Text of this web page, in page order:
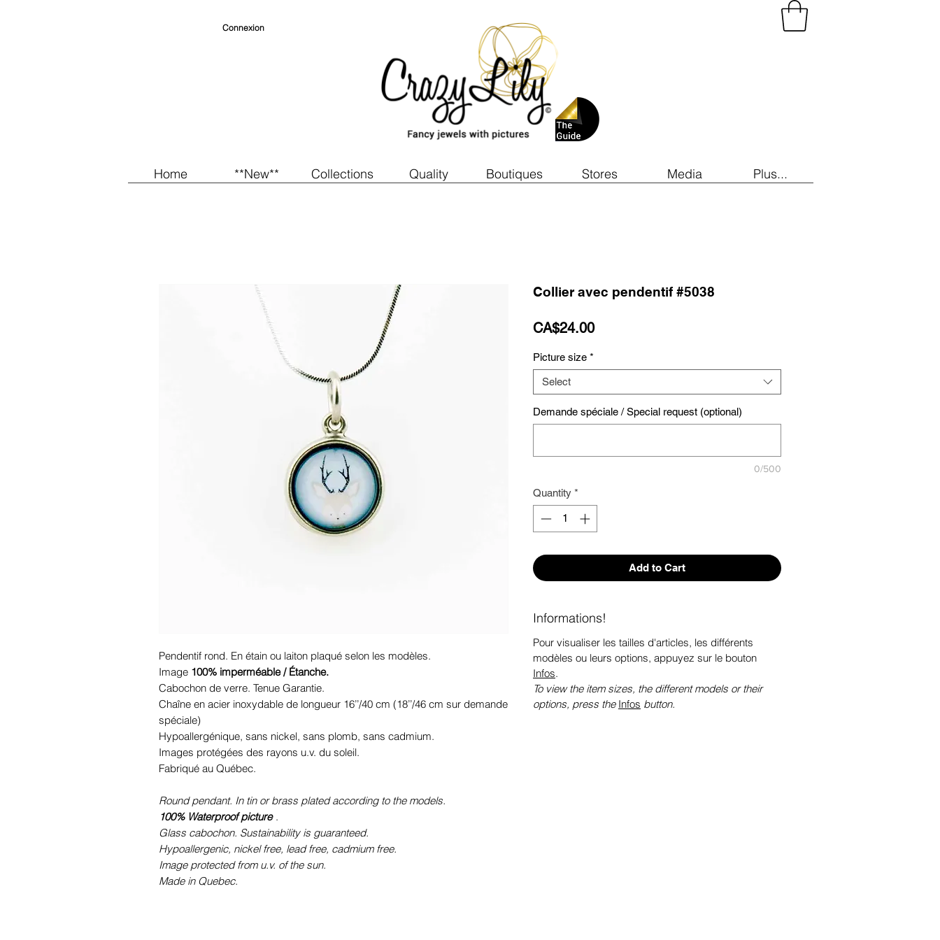
Home **New** Collections Quality Boutiques Stores Media Plus...
Connexion
Pendentif rond. En étain ou laiton plaqué selon les modèles.
Image 100% imperméable / Étanche.
Cabochon de verre. Tenue Garantie.
Chaîne en acier inoxydable de longueur 16’’/40 cm (18’’/46 cm sur demande
spéciale)
Hypoallergénique, sans nickel, sans plomb, sans cadmium.
Images protégées des rayons u.v. du soleil.
Fabriqué au Québec.
Round pendant. In tin or brass plated according to the models.
100% Waterproof picture.
Glass cabochon. Sustainability is guaranteed.
Hypoallergenic, nickel free, lead free, cadmium free.
Image protected from u.v. of the sun.
Made in Quebec.
Collier avec pendentif #5038
CA$24.00Price
Picture size *
Select
Demande spéciale / Special request (optional)
0/500
Quantity *
Add to Cart
Informations!
Pour visualiser les tailles d'articles, les différents
modèles ou leurs options, appuyez sur le bouton
Infos.
To view the item sizes, the different models or their
options, press the Infos button.